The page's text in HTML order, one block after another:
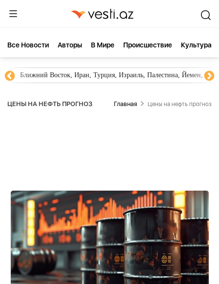
Все Новости Aвторы В Мире Происшествие Культура
Ближний Восток, Иран, Турция, Израиль, Палестина, Йемен,
ЦЕНЫ НА НЕФТЬ ПРОГНОЗ Главная Цены на нефть прогноз